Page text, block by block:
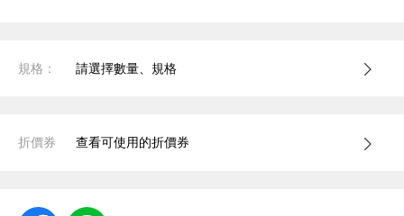
規格： 請選擇數量、規格
折價券 查看可使用的折價券